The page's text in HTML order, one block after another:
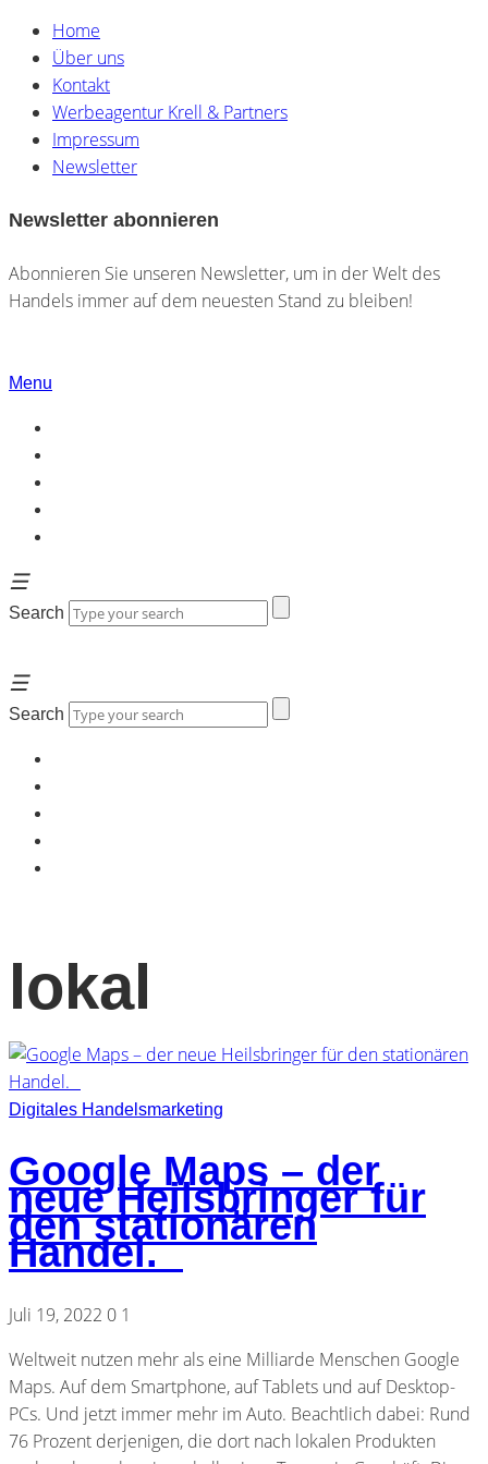
Home
Über uns
Kontakt
Werbeagentur Krell & Partners
Impressum
Newsletter
Newsletter abonnieren
Abonnieren Sie unseren Newsletter, um in der Welt des
Handels immer auf dem neuesten Stand zu bleiben!
Menu
Search
Search
lokal
Digitales Handelsmarketing
Google Maps – der
neue Heilsbringer für
den stationären
Handel.
Juli 19, 2022 0 1
Weltweit nutzen mehr als eine Milliarde Menschen Google
Maps. Auf dem Smartphone, auf Tablets und auf Desktop-
PCs. Und jetzt immer mehr im Auto. Beachtlich dabei: Rund
76 Prozent derjenigen, die dort nach lokalen Produkten